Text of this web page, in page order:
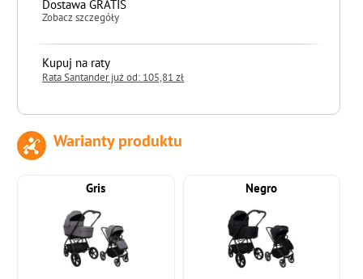
Dostawa GRATIS
Zobacz szczegóły
Kupuj na raty
Rata Santander już od: 105,81 zł
do koszyka
Warianty produktu
Gris Negro